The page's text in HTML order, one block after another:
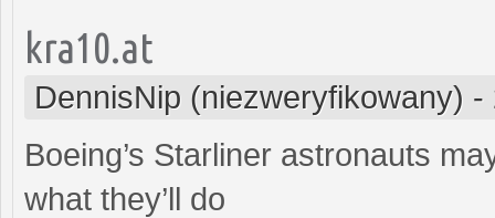
kra10.at
DennisNip (niezweryfikowany) -
Boeing’s Starliner astronauts
what they’ll do